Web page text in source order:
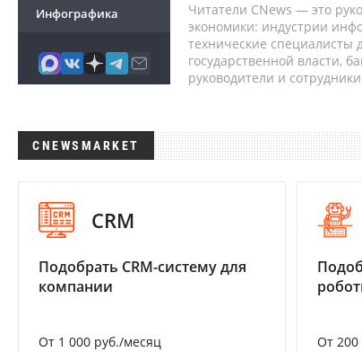
Инфографика
Читатели CNews — это
экономики: индустрии
технические
государственной власти,
руководители и
CNEWSMARKET
CRM
Подобрать CRM-систему для
компании
От 1 000 руб./месяц От 200